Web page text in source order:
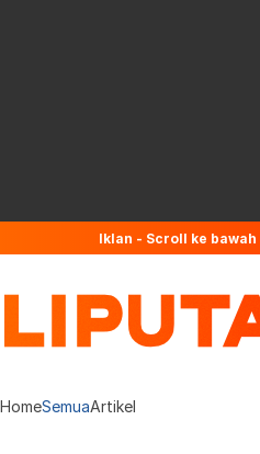
Iklan - Scroll ke
HomeSemuaArtikel